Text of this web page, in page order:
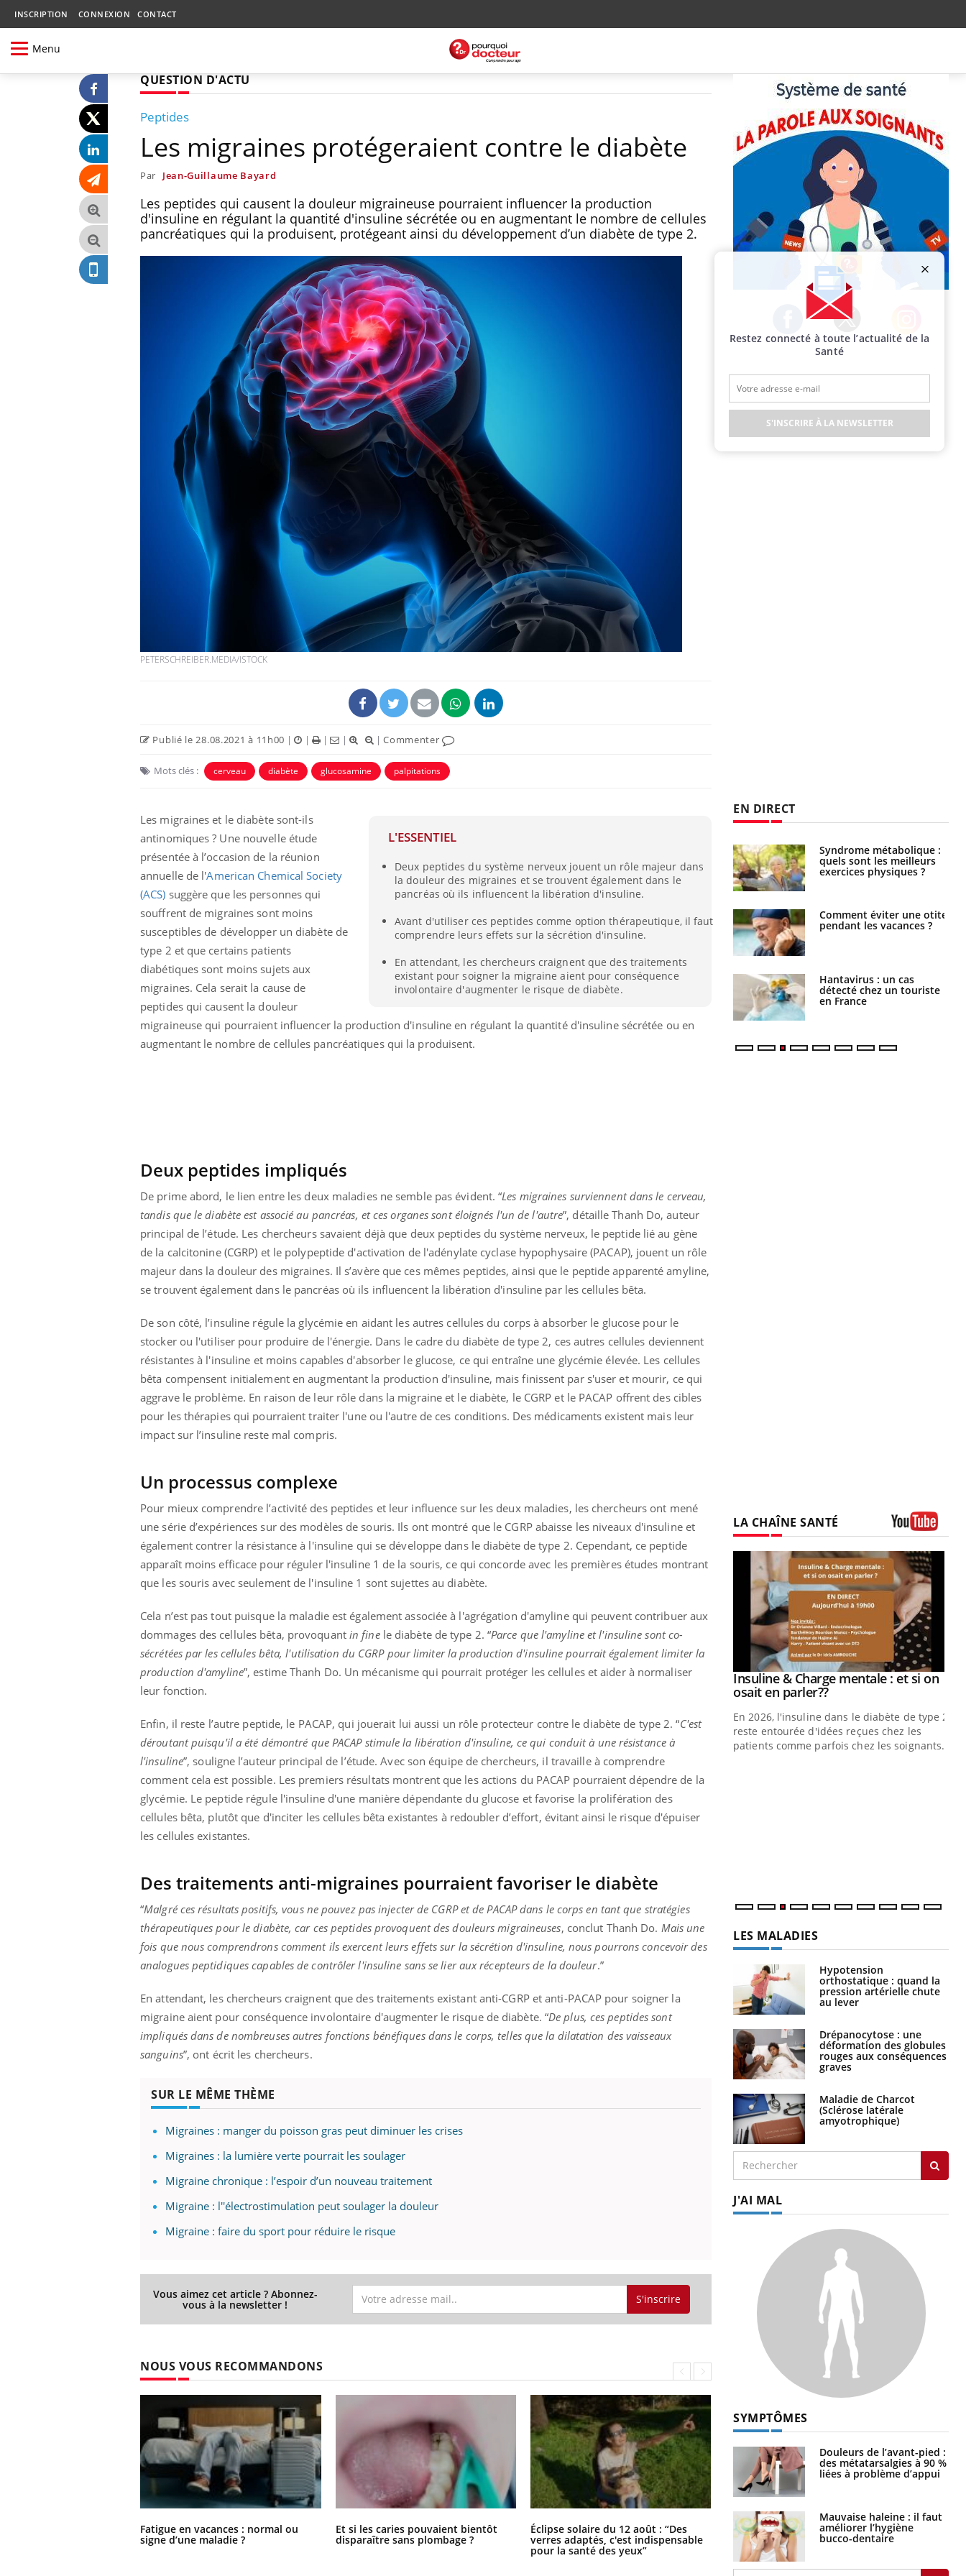
INSCRIPTION CONNEXION CONTACT
Menu
QUESTION D'ACTU
Peptides
Les migraines protégeraient contre le diabète
Par Jean-Guillaume Bayard
Les peptides qui causent la douleur migraineuse pourraient influencer la production
d'insuline en régulant la quantité d'insuline sécrétée ou en augmentant le nombre de cellules
pancréatiques qui la produisent, protégeant ainsi du développement d’un diabète de type 2.
PETERSCHREIBER.MEDIA/ISTOCK
Publié le 28.08.2021 à 11h00 | | | | |Commenter
Mots clés : cerveau diabète glucosamine palpitations
L'ESSENTIEL
Deux peptides du système nerveux jouent un rôle majeur dans
la douleur des migraines et se trouvent également dans le
pancréas où ils influencent la libération d'insuline.
Avant d'utiliser ces peptides comme option thérapeutique, il faut
comprendre leurs effets sur la sécrétion d'insuline.
En attendant, les chercheurs craignent que des traitements
existant pour soigner la migraine aient pour conséquence
involontaire d'augmenter le risque de diabète.
Les migraines et le diabète sont-ils
antinomiques ? Une nouvelle étude
présentée à l’occasion de la réunion
annuelle de l'American Chemical Society
(ACS) suggère que les personnes qui
souffrent de migraines sont moins
susceptibles de développer un diabète de
type 2 et que certains patients
diabétiques sont moins sujets aux
migraines. Cela serait la cause de
peptides qui causent la douleur
migraineuse qui pourraient influencer la production d'insuline en régulant la quantité d'insuline sécrétée ou en
augmentant le nombre de cellules pancréatiques qui la produisent.
Deux peptides impliqués
De prime abord, le lien entre les deux maladies ne semble pas évident. “Les migraines surviennent dans le cerveau,
tandis que le diabète est associé au pancréas, et ces organes sont éloignés l'un de l'autre”, détaille Thanh Do, auteur
principal de l’étude. Les chercheurs savaient déjà que deux peptides du système nerveux, le peptide lié au gène
de la calcitonine (CGRP) et le polypeptide d'activation de l'adénylate cyclase hypophysaire (PACAP), jouent un rôle
majeur dans la douleur des migraines. Il s’avère que ces mêmes peptides, ainsi que le peptide apparenté amyline,
se trouvent également dans le pancréas où ils influencent la libération d'insuline par les cellules bêta.
De son côté, l’insuline régule la glycémie en aidant les autres cellules du corps à absorber le glucose pour le
stocker ou l'utiliser pour produire de l'énergie. Dans le cadre du diabète de type 2, ces autres cellules deviennent
résistantes à l'insuline et moins capables d'absorber le glucose, ce qui entraîne une glycémie élevée. Les cellules
bêta compensent initialement en augmentant la production d'insuline, mais finissent par s'user et mourir, ce qui
aggrave le problème. En raison de leur rôle dans la migraine et le diabète, le CGRP et le PACAP offrent des cibles
pour les thérapies qui pourraient traiter l'une ou l'autre de ces conditions. Des médicaments existent mais leur
impact sur l’insuline reste mal compris.
Un processus complexe
Pour mieux comprendre l’activité des peptides et leur influence sur les deux maladies, les chercheurs ont mené
une série d’expériences sur des modèles de souris. Ils ont montré que le CGRP abaisse les niveaux d'insuline et
également contrer la résistance à l'insuline qui se développe dans le diabète de type 2. Cependant, ce peptide
apparaît moins efficace pour réguler l'insuline 1 de la souris, ce qui concorde avec les premières études montrant
que les souris avec seulement de l'insuline 1 sont sujettes au diabète.
Cela n’est pas tout puisque la maladie est également associée à l'agrégation d'amyline qui peuvent contribuer aux
dommages des cellules bêta, provoquant in finele diabète de type 2. “Parce que l'amyline et l'insuline sont co-
sécrétées par les cellules bêta, l'utilisation du CGRP pour limiter la production d'insuline pourrait également limiter la
production d'amyline”, estime Thanh Do. Un mécanisme qui pourrait protéger les cellules et aider à normaliser
leur fonction.
Enfin, il reste l’autre peptide, le PACAP, qui jouerait lui aussi un rôle protecteur contre le diabète de type 2. “C'est
déroutant puisqu'il a été démontré que PACAP stimule la libération d'insuline, ce qui conduit à une résistance à
l'insuline”, souligne l’auteur principal de l’étude. Avec son équipe de chercheurs, il travaille à comprendre
comment cela est possible. Les premiers résultats montrent que les actions du PACAP pourraient dépendre de la
glycémie. Le peptide régule l'insuline d'une manière dépendante du glucose et favorise la prolifération des
cellules bêta, plutôt que d'inciter les cellules bêta existantes à redoubler d’effort, évitant ainsi le risque d'épuiser
les cellules existantes.
Des traitements anti-migraines pourraient favoriser le diabète
“Malgré ces résultats positifs, vous ne pouvez pas injecter de CGRP et de PACAP dans le corps en tant que stratégies
thérapeutiques pour le diabète, car ces peptides provoquent des douleurs migraineuses, conclut Thanh Do. Mais une
fois que nous comprendrons comment ils exercent leurs effets sur la sécrétion d'insuline, nous pourrons concevoir des
analogues peptidiques capables de contrôler l'insuline sans se lier aux récepteurs de la douleur.”
En attendant, les chercheurs craignent que des traitements existant anti-CGRP et anti-PACAP pour soigner la
migraine aient pour conséquence involontaire d'augmenter le risque de diabète. “De plus, ces peptides sont
impliqués dans de nombreuses autres fonctions bénéfiques dans le corps, telles que la dilatation des vaisseaux
sanguins”, ont écrit les chercheurs.
SUR LE MÊME THÈME
Migraines : manger du poisson gras peut diminuer les crises
Migraines : la lumière verte pourrait les soulager
Migraine chronique : l’espoir d’un nouveau traitement
Migraine : l''électrostimulation peut soulager la douleur
Migraine : faire du sport pour réduire le risque
Vous aimez cet article ? Abonnez-
vous à la newsletter ! S'inscrire
NOUS VOUS RECOMMANDONS
Fatigue en vacances : normal ou
signe d’une maladie ?
Et si les caries pouvaient bientôt
disparaître sans plombage ?
Éclipse solaire du 12 août : “Des
verres adaptés, c'est indispensable
pour la santé des yeux”
Les troubles du sommeil modifient
votre cerveau !
Facebook Twitter Instagram
EN DIRECT
Fatigue en vacances :
normal ou signe d’une
maladie ?
Et si les caries pouvaient
bientôt disparaître sans
plombage ?
Éclipse solaire du 12 août
: “Des verres adaptés,
c'est indispensable pour
la santé des yeux”
modifient votre cerveau !
Mon enfant est-il trop
sensible ou simplement
très empathique ?
Bébés, jeunes enfants :
quelle trousse à
Syndrome métabolique :
quels sont les meilleurs
exercices physiques ?
Comment éviter une otite
pendant les vacances ?
Hantavirus : un cas
détecté chez un touriste
en France
Mortalité infantile : un
rapport s’interroge sur
son taux élevé en France
Grossesse à risque : ce jus
naturel attire l'attention
des chercheurs
Comment oublier les
écrans en vacances ?
LA CHAÎNE SANTÉ
Eczéma Chronique des Mains :
expliquer ma maladie
Il y a des sujets qui sont faciles à aborder...
d'autres non ! D'un côté, poser des
questions sur la maladie d'un proche c'est
Youtube
Carence en fer : comprendre pour
Fatigue, irritabilité, brouillard mental ou
même alopécie… Les symptômes de la
carence en fer sont multiples ce qui la rend
...
Youtube
Insuline & Charge mentale : et si on
osait en parler??Youtube
En 2026, l'insuline dans le diabète de type 2
reste entourée d'idées reçues chez les
patients comme parfois chez les soignants.
Youtube
Eczéma Chronique des Mains : se
préparer pour l’été !
L'été arrive… et avec lui, un tout nouveau
rythme de vie ! Vacances, plage, piscine,
soleil, activités en plein air… Nos mains
LES MALADIES
Hypotension
orthostatique : quand la
pression artérielle chute
au lever
Drépanocytose : une
déformation des globules
rouges aux conséquences
graves
Maladie de Charcot
(Sclérose latérale
amyotrophique)
J'AI MAL
SYMPTÔMES
Douleurs de l’avant-pied :
des métatarsalgies à 90 %
liées à problème d’appui
Mauvaise haleine : il faut
améliorer l’hygiène
bucco-dentaire
Restez connecté à toute l’actualité de la
Santé
S'INSCRIRE À LA NEWSLETTER